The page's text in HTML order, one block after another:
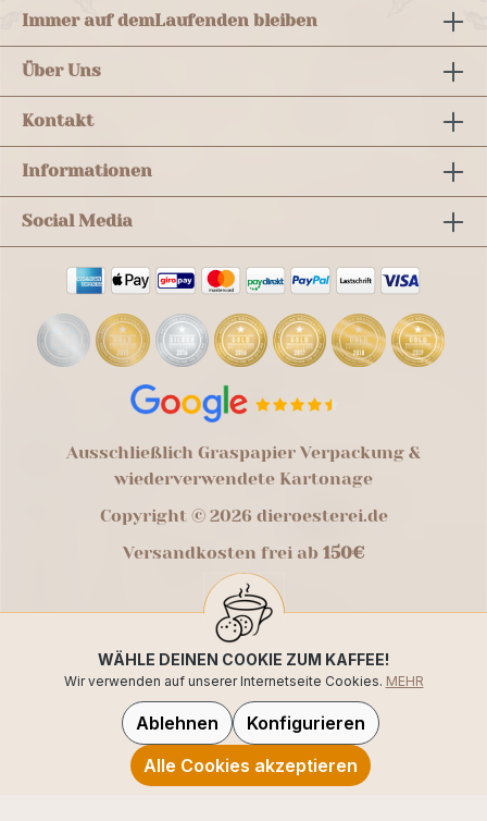
Immer auf demLaufenden bleiben
Über Uns
Kontakt
Informationen
Social Media
Ausschließlich Graspapier Verpackung &
wiederverwendete Kartonage
Copyright © 2026 dieroesterei.de
Versandkosten frei ab 150€
WÄHLE DEINEN COOKIE ZUM KAFFEE!
Wir verwenden auf unserer Internetseite Cookies. MEHR
Ablehnen
Konfigurieren
Alle Cookies akzeptieren